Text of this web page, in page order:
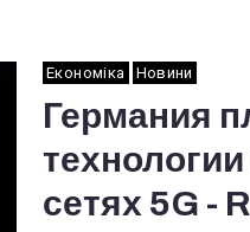
Економіка Новини
Германия
сетях 5G -